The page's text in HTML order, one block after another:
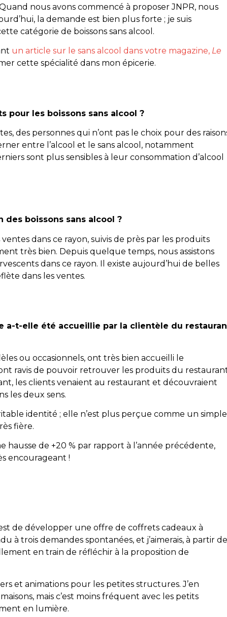
nous avons commencé à proposer JNPR, nous
la demande est bien plus forte ; je suis
catégorie de boissons sans alcool.
un article sur le sans alcool dans votre magazine, Le
cette spécialité dans mon épicerie.
pour les boissons sans alcool ?
des personnes qui n’ont pas le choix pour des
entre l’alcool et le sans alcool, notamment
sont plus sensibles à leur consommation d’alcool
des boissons sans alcool ?
dans ce rayon, suivis de près par les produits
très bien. Depuis quelque temps, nous assistons
dans ce rayon. Il existe aujourd’hui de belles
dans les ventes.
a-t-elle été accueillie par la clientèle du
ou occasionnels, ont très bien accueilli le
ravis de pouvoir retrouver les produits du
les clients venaient au restaurant et découvraient
les deux sens.
identité ; elle n’est plus perçue comme un simple
fière.
hausse de +20 % par rapport à l’année précédente,
encourageant !
de développer une offre de coffrets cadeaux à
à trois demandes spontanées, et j’aimerais, à partir de
en train de réfléchir à la proposition de
et animations pour les petites structures. J’en
mais c’est moins fréquent avec les petits
en lumière.